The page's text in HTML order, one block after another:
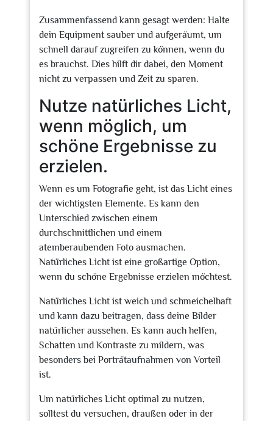
Zusammenfassend kann gesagt werden: Halte
dein Equipment sauber und aufgeräumt, um
schnell darauf zugreifen zu können, wenn du
es brauchst. Dies hilft dir dabei, den Moment
nicht zu verpassen und Zeit zu sparen.
Nutze natürliches Licht,
wenn möglich, um
schöne Ergebnisse zu
erzielen.
Wenn es um Fotografie geht, ist das Licht eines
der wichtigsten Elemente. Es kann den
Unterschied zwischen einem
durchschnittlichen und einem
atemberaubenden Foto ausmachen.
Natürliches Licht ist eine großartige Option,
wenn du schöne Ergebnisse erzielen möchtest.
Natürliches Licht ist weich und schmeichelhaft
und kann dazu beitragen, dass deine Bilder
natürlicher aussehen. Es kann auch helfen,
Schatten und Kontraste zu mildern, was
besonders bei Porträtaufnahmen von Vorteil
ist.
Um natürliches Licht optimal zu nutzen,
solltest du versuchen, draußen oder in der